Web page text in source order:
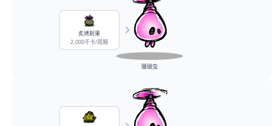
炙烤刺果
2,000千卡/周期
珊瑚虫